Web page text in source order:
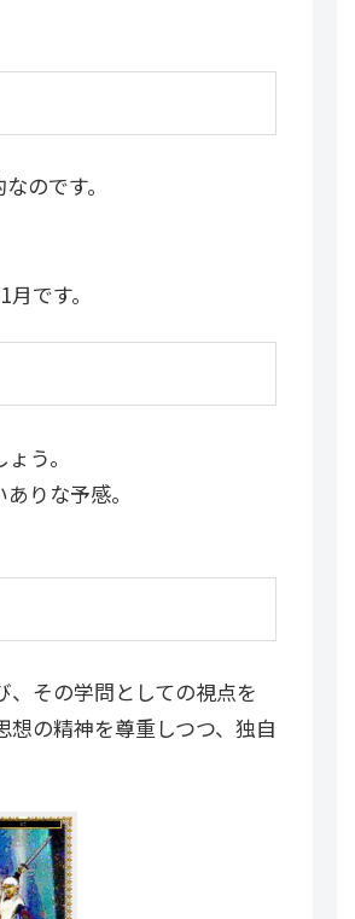
のです。
です。
う。
りな予感。
その学問としての視点を
の精神を尊重しつつ、独自